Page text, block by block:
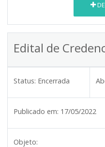
Edital de
Status: Encerrada
Publicado em: 17/05/2022
Objeto: